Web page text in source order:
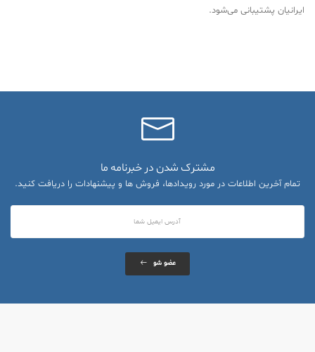
ایرانیان پشتیبانی می‌شود.
مشترک شدن در خبرنامه ما
تمام آخرین اطلاعات در مورد رویدادها، فروش ها و پیشنهادات را دریافت کنید.
عضو شو